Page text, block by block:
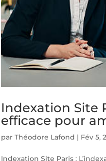
Indexation Site
efficace pour
parThéodore Lafond | Fév 5,
Indexation Site Paris :